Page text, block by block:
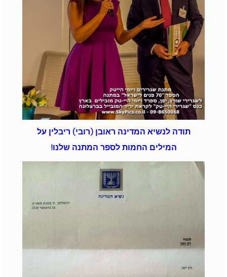
תודה לנשיא המדינה ראובן (רובי) ריבלין על
המילים החמות לספר המתנה שלנו!